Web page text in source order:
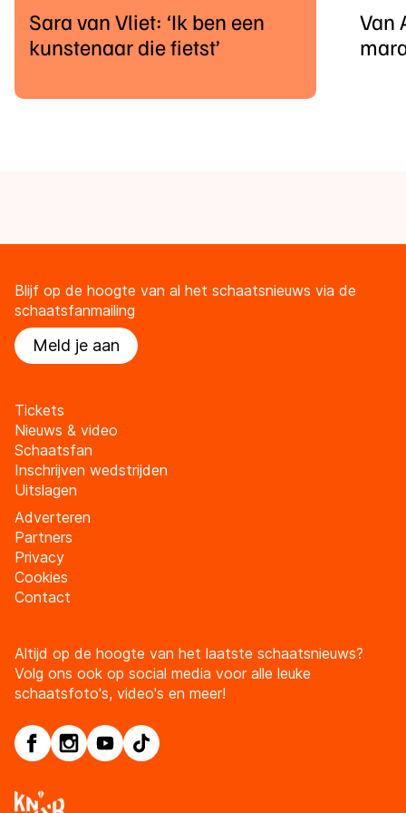
Sara van Vliet: ‘Ik ben een
kunstenaar die fietst’
Van
Blijf op de hoogte van al het schaatsnieuws via de
schaatsfanmailing
Meld je aan
Tickets
Nieuws & video
Schaatsfan
Inschrijven wedstrijden
Uitslagen
Adverteren
Partners
Privacy
Cookies
Contact
Altijd op de hoogte van het laatste schaatsnieuws?
Volg ons ook op social media voor alle leuke
schaatsfoto's, video's en meer!